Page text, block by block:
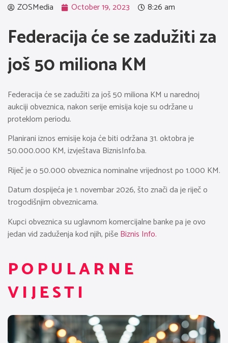
ZOSMedia October 19, 2023 8:26 am
Federacija će se zadužiti za
još 50 miliona KM
Federacija će se zadužiti za još 50 miliona KM u narednoj
aukciji obveznica, nakon serije emisija koje su održane u
proteklom periodu.
Planirani iznos emisije koja će biti održana 31. oktobra je
50.000.000 KM, izvještava BiznisInfo.ba.
Riječ je o 50.000 obveznica nominalne vrijednost po 1.000 KM.
Datum dospijeća je 1. novembar 2026, što znači da je riječ o
trogodišnjim obveznicama.
Kupci obveznica su uglavnom komercijalne banke pa je ovo
jedan vid zaduženja kod njih, pišeBiznis Info.
POPULARNE
VIJESTI